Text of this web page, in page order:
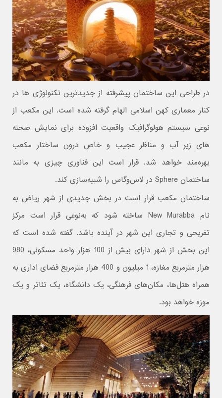
در طراحی این ساختمان پیشرفته از جدیدترین تکنولوژی ها در
کنار معماری کهن اسلامی الهام گرفته شده است. این مکعب از
نوعی سیستم هولوگرافیک واقعیت افزوده برای نمایش صحنه
های زیر آب و مناظر عجیب و خاص درون ساختار مکعب
بهره‌مند خواهد شد. قرار است این فناوری چیزی به مانند
ساختمان Sphere در لاس‌وگاس را شبیه‌سازی کند.
ساختمان مکعب قرار است در بخش جدیدی از شهر ریاض به
نام New Murabba ساخته شود که به‌نوعی قرار است مرکز
تفریحی و تجاری این شهر در آینده باشد. گفته شده است که
این بخش از شهر دارای بیش از 100 هزار واحد مسکونی، 980
هزار مترمربع مغازه، 1 میلیون و 400 هزار مترمربع فضای اداری به
همراه هتل‌ها، مکان‌های فرهنگی، یک دانشگاه، یک تئاتر و یک
موزه خواهد بود.